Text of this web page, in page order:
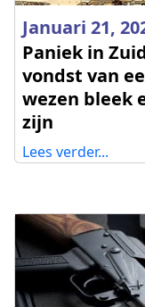
Januari 21,
Paniek in
vondst van
wezen bleek
zijn
Lees verder...